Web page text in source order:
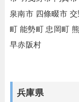
泉南市 四條畷市 交
町 能勢町 忠岡町
早赤阪村
兵庫県